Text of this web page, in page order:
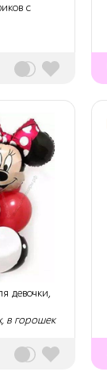
с
девочки,
в горошек